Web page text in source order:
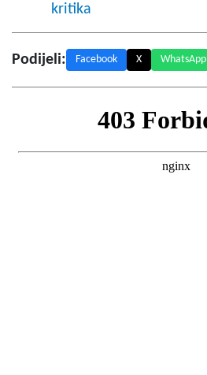
kritika
Podijeli: Facebook X WhatsApp